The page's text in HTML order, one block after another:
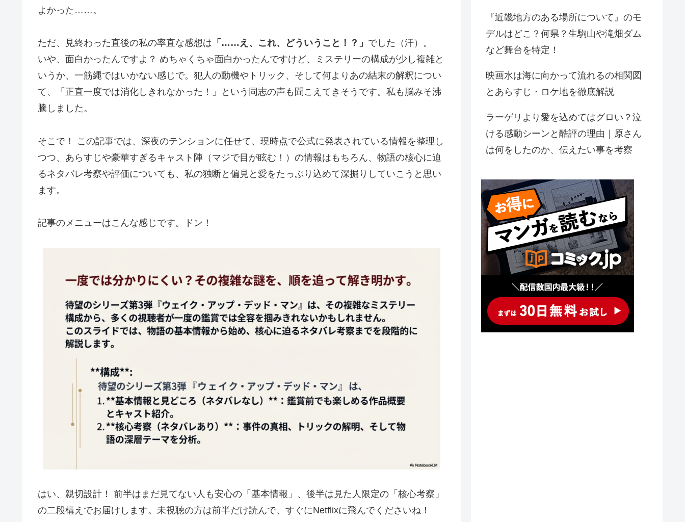
よかった……。
ただ、見終わった直後の私の率直な感想は 「……え、これ、どういうこと！？」 でした（汗）。
いや、面白かったんですよ？ めちゃくちゃ面白かったんですけど、ミステリーの構成が少し複雑と
いうか、一筋縄ではいかない感じで。犯人の動機やトリック、そして何よりあの結末の解釈につい
て、「正直一度では消化しきれなかった！」という同志の声も聞こえてきそうです。私も脳みそ沸
騰しました。
そこで！ この記事では、深夜のテンションに任せて、現時点で公式に発表されている情報を整理し
つつ、あらすじや豪華すぎるキャスト陣（マジで目が眩む！）の情報はもちろん、物語の核心に迫
るネタバレ考察や評価についても、私の独断と偏見と愛をたっぷり込めて深掘りしていこうと思い
ます。
記事のメニューはこんな感じです。ドン！
はい、親切設計！ 前半はまだ見てない人も安心の「基本情報」、後半は見た人限定の「核心考察」
の二段構えでお届けします。未視聴の方は前半だけ読んで、すぐにNetflixに飛んでくださいね！
『近畿地方のある場所について』のモ
デルはどこ？何県？生駒山や滝畑ダム
など舞台を特定！
映画水は海に向かって流れるの相関図
とあらすじ・ロケ地を徹底解説
ラーゲリより愛を込めてはグロい？泣
ける感動シーンと酷評の理由｜原さん
は何をしたのか、伝えたい事を考察